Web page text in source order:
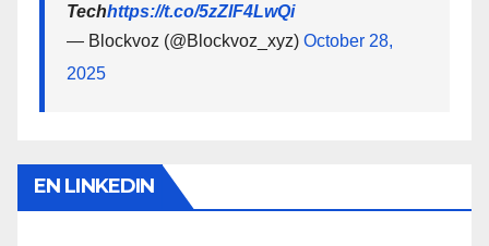
Techhttps://t.co/5zZlF4LwQi
— Blockvoz (@Blockvoz_xyz) October 28,
2025
EN LINKEDIN